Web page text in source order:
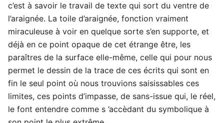
c’est à savoir le travail de texte qui sort du ventre de
l’araignée. La toile d’araignée, fonction vraiment
miraculeuse à voir en quelque sorte s’en supporte, et
déjà en ce point opaque de cet étrange être, les
paraîtres de la surface elle-même, celle qui pour nous
permet le dessin de la trace de ces écrits qui sont en
fin le seul point où nous trouvions saisissables ces
limites, ces points d’impasse, de sans-issue qui, le réel,
le font entendre comme s ’accèdant du symbolique à